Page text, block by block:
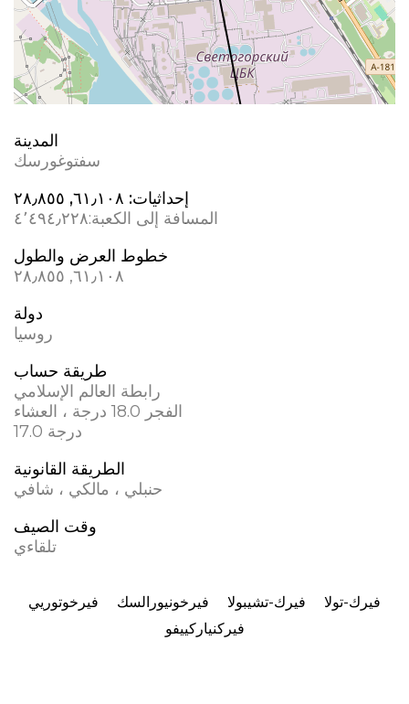
المدينة
سفتوغورسك
إحداثيات: ٦١٫١٠٨, ٢٨٫٨٥٥
المسافة إلى الكعبة:٤٬٤٩٤٫٢٢٨
خطوط العرض والطول
٦١٫١٠٨, ٢٨٫٨٥٥
دولة
روسيا
طريقة حساب
رابطة العالم الإسلامي
الفجر 18.0 درجة ، العشاء
17.0 درجة
الطريقة القانونية
حنبلي ، مالكي ، شافي
وقت الصيف
تلقاءي
فيرخوتوريي فيرخونيورالسك فيرك-تشيبولا
فيرك-تولا
فيركنياركييفو